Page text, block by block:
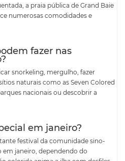
a praia pública de Grand Baie
numerosas comodidades e
fazer nas
snorkeling, mergulho, fazer
naturais como as Seven Colored
nacionais ou descobrir a
em janeiro?
festival da comunidade sino-
em janeiro, dependendo do